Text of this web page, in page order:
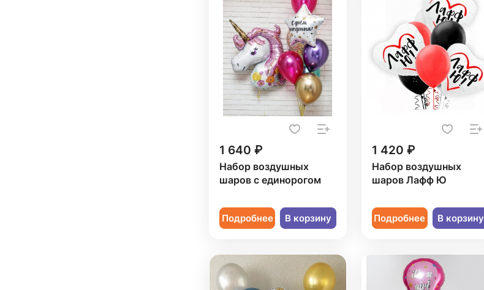
1 640 ₽
Набор воздушных
шаров с единорогом
Подробнее В корзину
1 420 ₽
Набор воздушных
шаров Лафф Ю
Подробнее В корзину